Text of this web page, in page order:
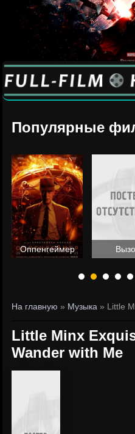
Популярные
Оппенгеймер
На главную » Музыка » Little
Little Minx
Wander with Me